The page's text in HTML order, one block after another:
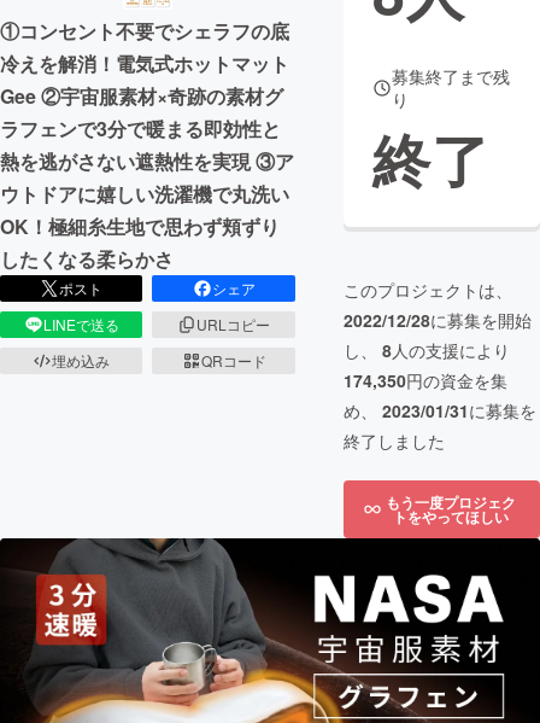
①コンセント不要でシェラフの底
冷えを解消！電気式ホットマット
Gee ②宇宙服素材×奇跡の素材グ
ラフェンで3分で暖まる即効性と
熱を逃がさない遮熱性を実現 ③ア
ウトドアに嬉しい洗濯機で丸洗い
OK！極細糸生地で思わず頬ずり
したくなる柔らかさ
ポスト
シェア
LINEで送る
URLコピー
埋め込み
QRコード
募集終了まで残
り
終了
このプロジェクトは、
2022/12/28に募集を開始
し、 8人の支援により
174,350円の資金を集
め、 2023/01/31に募集を
終了しました
もう一度プロジェク
トをやってほしい